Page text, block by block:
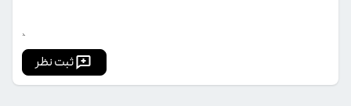
ثبت نظر